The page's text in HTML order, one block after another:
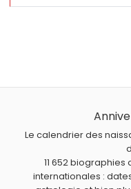
Quels divers sont du
Jocelyne Wildenstein
Le calendrier des
11 652
internationales :